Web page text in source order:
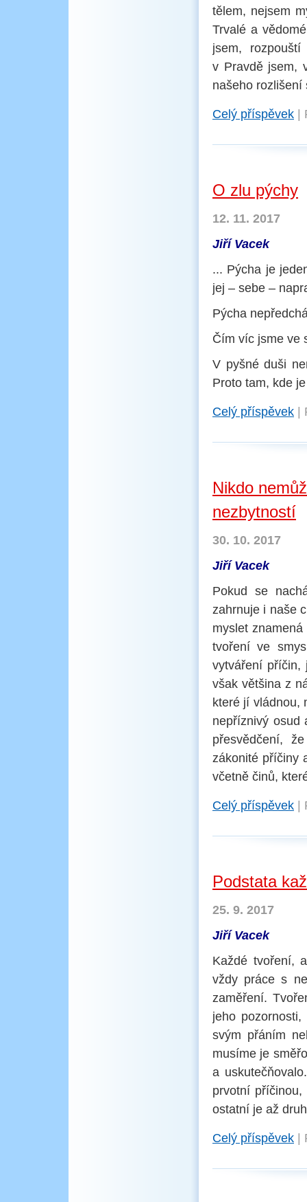
tělem, nejsem
Trvalé a
jsem,
v Pravdě jsem,
našeho rozlišení
Celý příspěvek
O zlu pýchy
12. 11. 2017
Jiří Vacek
... Pýcha je
jej – sebe –
Pýcha
Čím víc jsme ve
V pyšné duši
Proto tam, kde
Celý příspěvek
Nikdo
nezbytností
30. 10. 2017
Jiří Vacek
Pokud se
zahrnuje i naše
myslet
tvoření ve
vytváření příčin,
však většina z
které jí vládnou,
nepříznivý osud
přesvědčení,
zákonité příčiny
včetně činů,
Celý příspěvek
Podstata
25. 9. 2017
Jiří Vacek
Každé tvoření,
vždy práce s
zaměření.
jeho
svým přáním
musíme je
a
prvotní
ostatní je až
Celý příspěvek